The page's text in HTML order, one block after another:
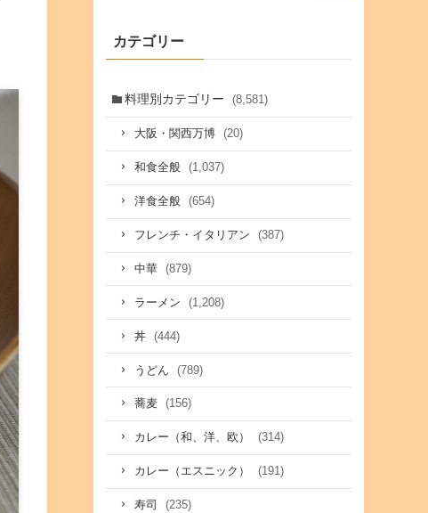
カテゴリー
料理別カテゴリー (8,581)
大阪・関西万博 (20)
和食全般 (1,037)
洋食全般 (654)
フレンチ・イタリアン (387)
中華 (879)
ラーメン (1,208)
丼 (444)
うどん (789)
蕎麦 (156)
カレー（和、洋、欧） (314)
カレー（エスニック） (191)
寿司 (235)